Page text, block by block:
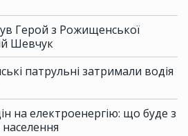
Герой з Рожищенської
Шевчук
патрульні затримали водія
на електроенергію: що буде з